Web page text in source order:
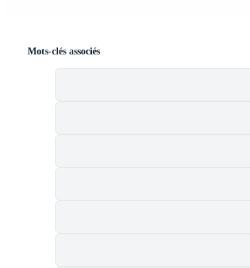
Mots-clés associés